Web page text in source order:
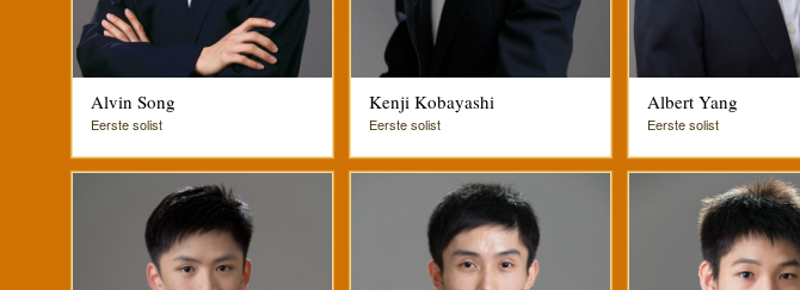
Alvin Song
Eerste solist
Kenji Kobayashi
Eerste solist
Albert Yang
Eerste solist